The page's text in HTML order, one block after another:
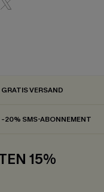
GRATIS VERSAND
-20% SMS-ABONNEMENT
15%